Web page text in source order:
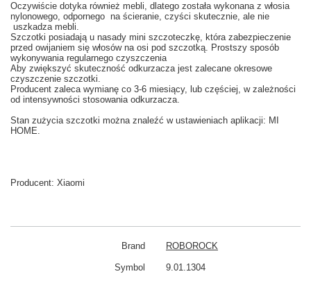
Oczywiście dotyka również mebli, dlatego została wykonana z włosia
nylonowego, odpornego na ścieranie, czyści skutecznie, ale nie
uszkadza mebli.
Szczotki posiadają u nasady mini szczoteczkę, którazabezpieczenie
przed owijaniem się włosów na osi pod szczotką. Prostszy sposób
wykonywania regularnego czyszczenia
Aby zwiększyć skuteczność odkurzacza jest zalecane okresowe
czyszczenie szczotki.
Producent zaleca wymianę co 3-6 miesiący, lub częściej, w zależności
od intensywności stosowania odkurzacza.
Stan zużycia szczotki można znaleźć w ustawieniach aplikacji: MI
HOME.
Producent: Xiaomi
Brand ROBOROCK
Symbol 9.01.1304